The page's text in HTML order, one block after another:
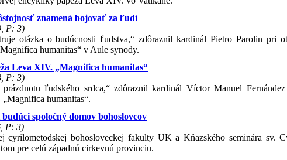
znamená bojovať za ľudí
P: 3)
otázka o budúcnosti ľudstva,“ zdôraznil kardinál Pietro Parolin pri
humanitas“ v Aule synody.
Leva XIV. „Magnifica humanitas“
P: 3)
ľudského srdca,“ zdôraznil kardinál Víctor Manuel Fernández
humanitas“.
spoločný domov bohoslovcov
P: 3)
cyrilometodskej bohosloveckej fakulty UK a Kňazského seminára sv.
pre celú západnú cirkevnú provinciu.